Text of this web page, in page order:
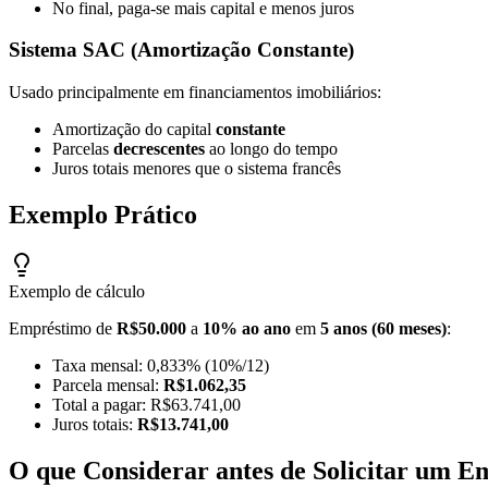
No final, paga-se mais capital e menos juros
Sistema SAC (Amortização Constante)
Usado principalmente em financiamentos imobiliários:
Amortização do capital constante
Parcelas decrescentes ao longo do tempo
Juros totais menores que o sistema francês
Exemplo Prático
Exemplo de cálculo
Empréstimo de R$50.000 a 10% ao ano em 5 anos (60 meses):
Taxa mensal: 0,833% (10%/12)
Parcela mensal: R$1.062,35
Total a pagar: R$63.741,00
Juros totais: R$13.741,00
O que Considerar antes de Solicitar um